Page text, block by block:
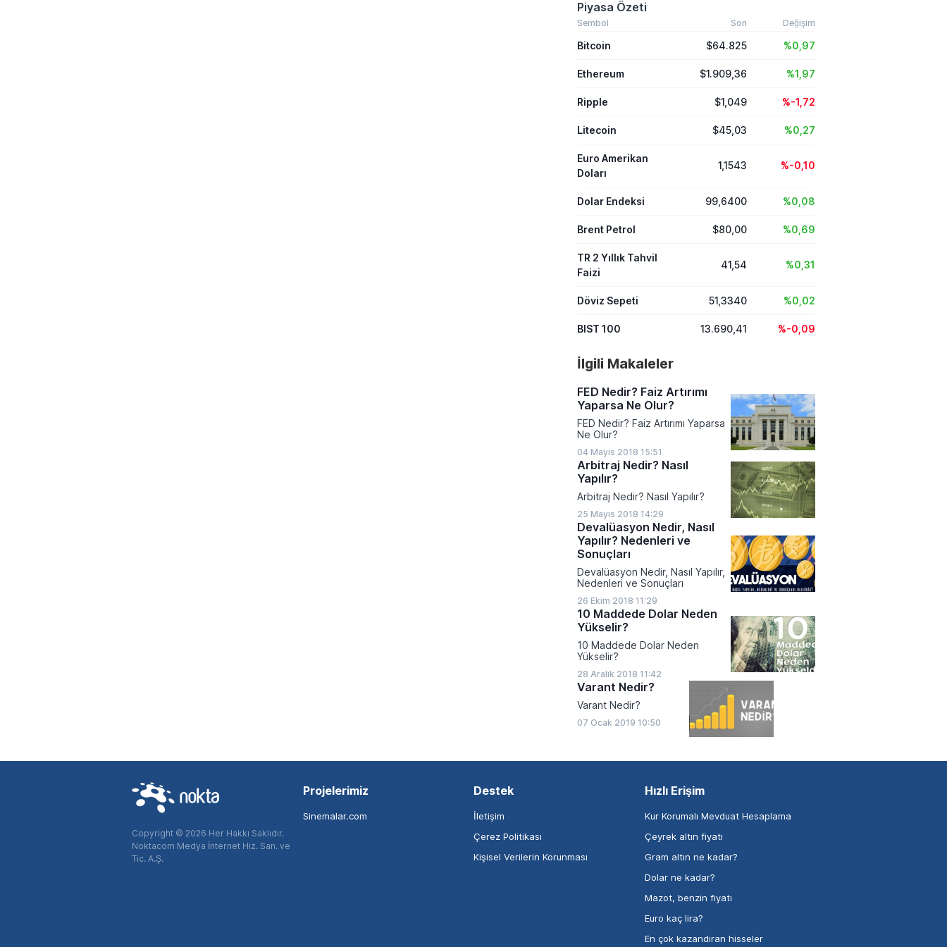
Sundar Pichai tarafından
duyurulan bu görev değişimiyle
geliştirme süreçleri ve Gemini
yönetimine devredildi.
Piyasa Özeti
Sembol Son Değişim
Bitcoin $64.825 %0,97
Ethereum $1.909,36 %1,97
Ripple $1,049 %-1,72
Litecoin $45,03 %0,27
Euro Amerikan
Doları
1,1543 %-0,10
Dolar Endeksi 99,6400 %0,08
Brent Petrol $80,00 %0,69
TR 2 Yıllık Tahvil
Faizi
41,54 %0,31
Döviz Sepeti 51,3340 %0,02
BIST 100 13.690,41 %-0,09
İlgili Makaleler
FED Nedir? Faiz Artırımı
Yaparsa Ne Olur?
FED Nedir? Faiz Artırımı Yaparsa
Ne Olur?
04 Mayıs 2018 15:51
Arbitraj Nedir? Nasıl
Yapılır?
Arbitraj Nedir? Nasıl Yapılır?
25 Mayıs 2018 14:29
Devalüasyon Nedir, Nasıl
Yapılır? Nedenleri ve
Sonuçları
Devalüasyon Nedir, Nasıl Yapılır,
Nedenleri ve Sonuçları
26 Ekim 2018 11:29
10 Maddede Dolar Neden
Yükselir?
10 Maddede Dolar Neden
Yükselir?
28 Aralık 2018 11:42
Varant Nedir?
Varant Nedir?
07 Ocak 2019 10:50
Copyright © 2026 Her Hakkı Saklıdır.
Noktacom Medya İnternet Hiz. San. ve
Tic. A.Ş.
Projelerimiz
Sinemalar.com
Destek
İletişim
Çerez Politikası
Kişisel Verilerin Korunması
Hızlı Erişim
Kur Korumalı Mevduat Hesaplama
Çeyrek altın fiyatı
Gram altın ne kadar?
Dolar ne kadar?
Mazot, benzin fiyatı
Euro kaç lira?
En çok kazandıran hisseler